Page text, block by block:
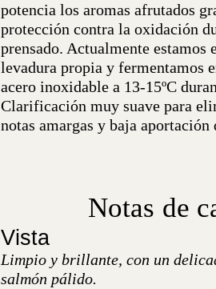
potencia los aromas afrutados
protección contra la oxidación
prensado. Actualmente estamos
levadura propia y fermentamos
acero inoxidable a 13-15ºC
Clarificación muy suave para
notas amargas y baja aportación
Notas de
Vista
Limpio y brillante, con un
salmón pálido.